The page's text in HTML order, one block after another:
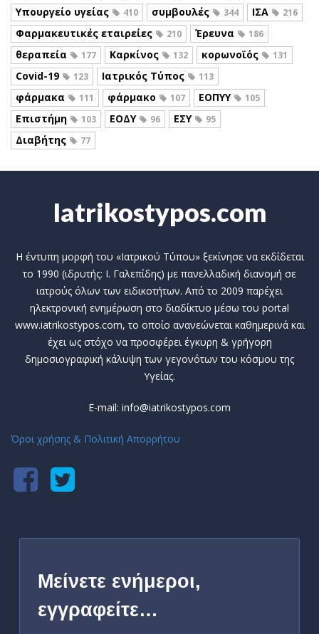
Υπουργείο υγείας 410 συμβουλές 344 ΙΣΑ 216
Φαρμακευτικές εταιρείες 210 Έρευνα 186
θεραπεία 177 Καρκίνος 132 κορωνοϊός 131
Covid-19 123 Ιατρικός Τύπος 113
φάρμακα 111 φάρμακο 107 ΕΟΠΥΥ 105
Επιστήμη 103 ΕΟΔΥ 96 ΕΣΥ 95
Διαβήτης 77
Iatrikostypos.com
Η έντυπη μορφή του «Ιατρικού Τύπου» ξεκίνησε να εκδίδεται
το 1990 (ιδρυτής: Ι. Γαλεπίδης) με πανελλαδική διανομή σε
ιατρούς όλων των ειδικοτήτων. Από το 2009 παρέχει
ηλεκτρονική ενημέρωση στο διαδίκτυο μέσω του portal
www.iatrikostypos.com, το οποίο ανανεώνεται καθημερινά και
έχει ως στόχο να προσφέρει έγκυρη & γρήγορη
δημοσιογραφική κάλυψη των γεγονότων του κόσμου της
Υγείας.
E-mail: info@iatrikostypos.com
Όροι χρήσης & Πολιτική Απορρήτου
Μείνετε ενήμεροι,
εγγραφείτε…